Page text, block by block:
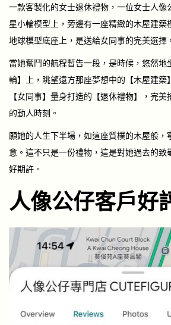
一款客製化的女士退休禮物，一位女士人像
星小輪模型上，旁邊有一座精緻的木屋建築
地球模型底座上，是送給女同事的完美選擇
當她奮鬥的航程暫告一段，是時候，悠然地
輪】上，眺望遠方那座夢想中的【木屋建築
【女同事】量身打造的【退休禮物】，完
的動人時刻。
願她的人生下半場，如這座質樸的木屋般，
意。這不只是一份禮物，這是對她過去的致
好期許。
人像公仔客戶好